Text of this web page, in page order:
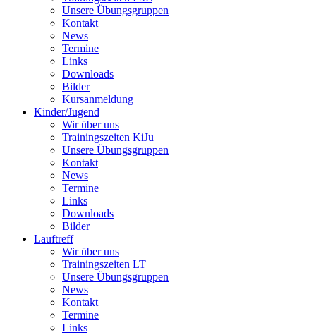
Unsere Übungsgruppen
Kontakt
News
Termine
Links
Downloads
Bilder
Kursanmeldung
Kinder/Jugend
Wir über uns
Trainingszeiten KiJu
Unsere Übungsgruppen
Kontakt
News
Termine
Links
Downloads
Bilder
Lauftreff
Wir über uns
Trainingszeiten LT
Unsere Übungsgruppen
News
Kontakt
Termine
Links